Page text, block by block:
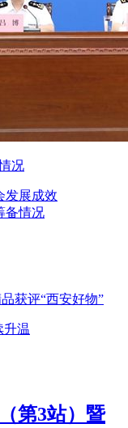
况
发展成效
备情况
获评“西安好物”
升温
第3站）暨